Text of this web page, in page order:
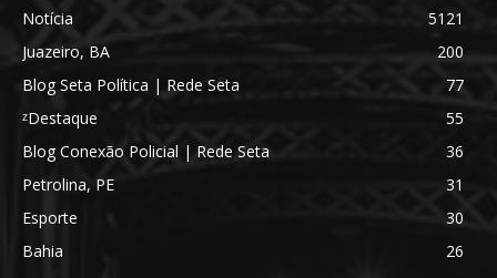
Notícia
5121
Juazeiro, BA
200
Blog Seta Política | Rede Seta
77
ᶻDestaque
55
Blog Conexão Policial | Rede Seta
36
Petrolina, PE
31
Esporte
30
Bahia
26